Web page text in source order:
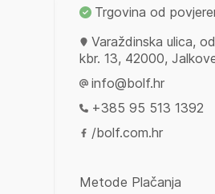
Trgovina od
Varaždinska ulica,
kbr. 13, 42000,
info@bolf.hr
+385 95 513 1392
/bolf.com.hr
Metode Plačanja